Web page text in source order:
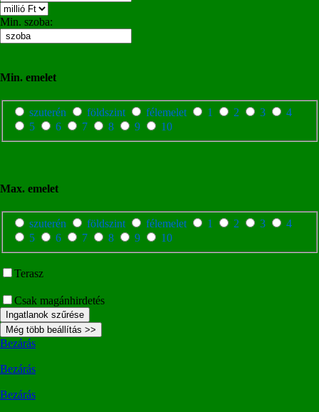
Min. szoba:
Min. emelet
szuterén földszint félemelet 1 2 3
4
5
6 7 8 9 10
Max. emelet
szuterén földszint félemelet 1 2 3
4
5
6 7 8 9 10
Terasz
Csak magánhirdetés
Ingatlanok szűrése
Még több beállítás >>
Bezárás
Bezárás
Bezárás